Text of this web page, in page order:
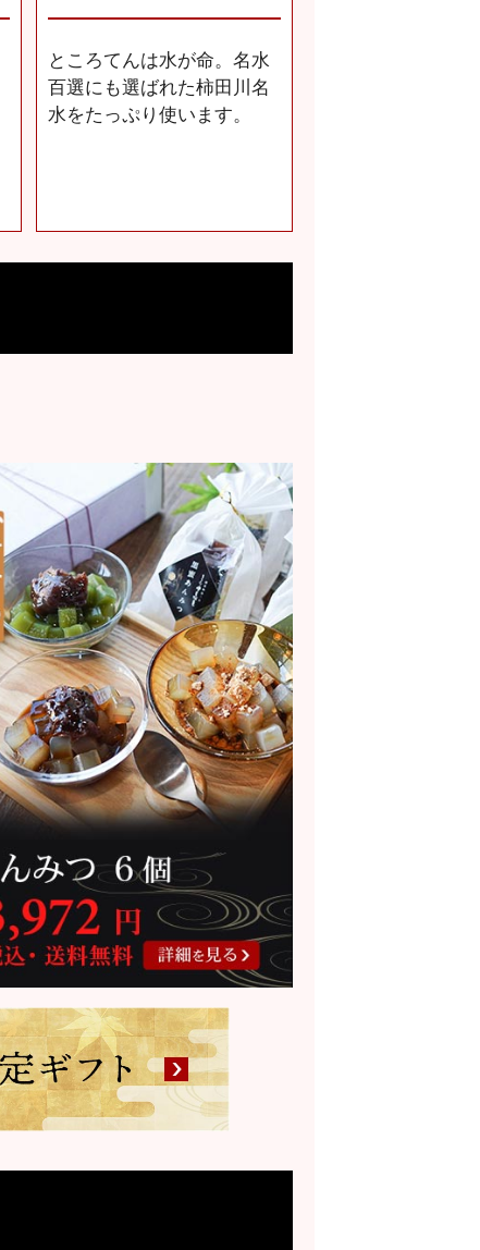
ところてんは水が命。名水
百選にも選ばれた柿田川名
水をたっぷり使います。